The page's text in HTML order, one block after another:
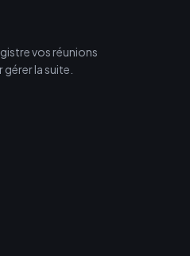
vos réunions
la suite.